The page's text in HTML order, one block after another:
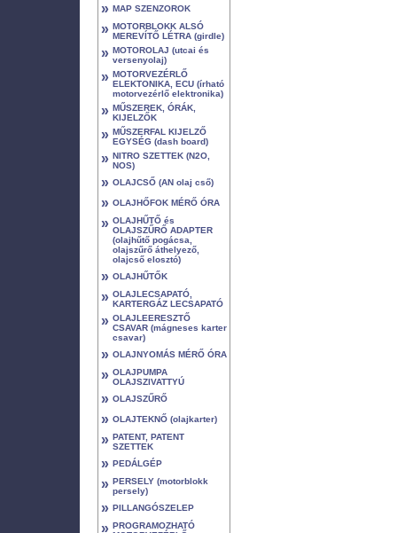
» MAP SZENZOROK
» MOTORBLOKK ALSÓ
MEREVÍTŐ LÉTRA (girdle)
» MOTOROLAJ (utcai és
versenyolaj)
» MOTORVEZÉRLŐ
ELEKTONIKA, ECU (írható
motorvezérlő elektronika)
» MŰSZEREK, ÓRÁK,
KIJELZŐK
» MŰSZERFAL KIJELZŐ
EGYSÉG (dash board)
» NITRO SZETTEK (N2O,
NOS)
» OLAJCSŐ (AN olaj cső)
» OLAJHŐFOK MÉRŐ ÓRA
» OLAJHŰTŐ és
OLAJSZŰRŐ ADAPTER
(olajhűtő pogácsa,
olajszűrő áthelyező,
olajcső elosztó)
» OLAJHŰTŐK
» OLAJLECSAPATÓ,
KARTERGÁZ LECSAPATÓ
» OLAJLEERESZTŐ
CSAVAR (mágneses karter
csavar)
» OLAJNYOMÁS MÉRŐ ÓRA
» OLAJPUMPA
OLAJSZIVATTYÚ
» OLAJSZŰRŐ
» OLAJTEKNŐ (olajkarter)
» PATENT, PATENT
SZETTEK
» PEDÁLGÉP
» PERSELY (motorblokk
persely)
» PILLANGÓSZELEP
» PROGRAMOZHATÓ